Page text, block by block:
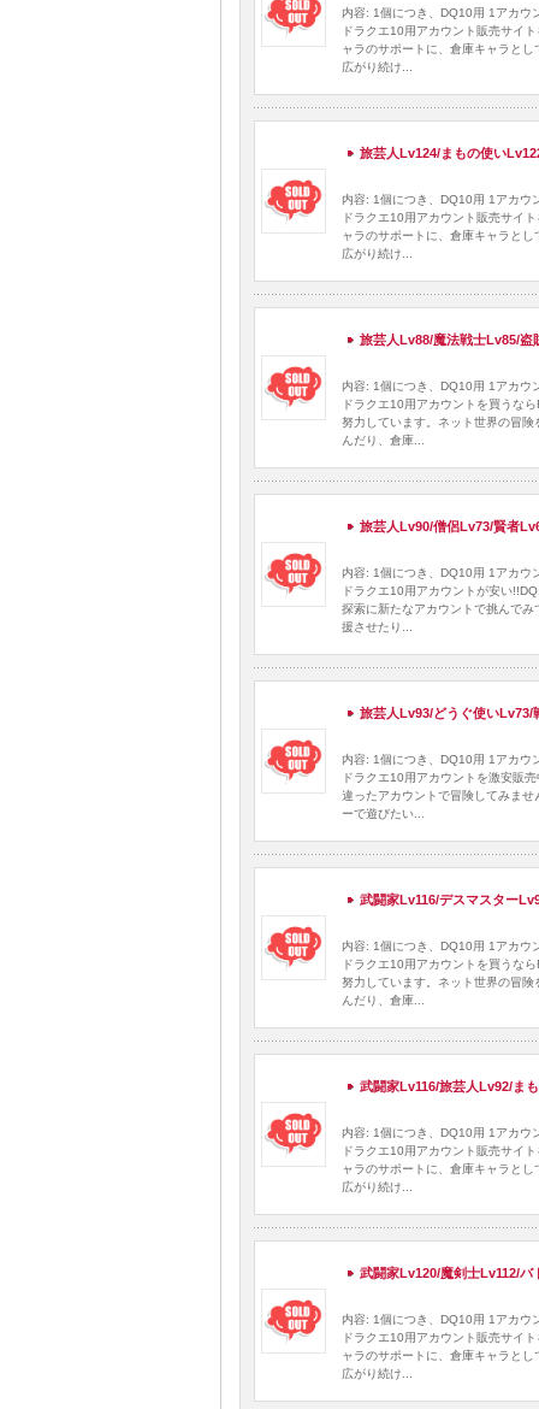
内容: 1個につき、DQ10用 1アカウ
ドラクエ10用アカウント販売サイ
ャラのサポートに、倉庫キャラと
広がり続け...
旅芸人Lv124/まもの使い
内容: 1個につき、DQ10用 1アカウ
ドラクエ10用アカウント販売サイ
ャラのサポートに、倉庫キャラと
広がり続け...
旅芸人Lv88/魔法戦士Lv85/盗
内容: 1個につき、DQ10用 1アカウ
ドラクエ10用アカウントを買うな
努力しています。ネット世界の冒
んだり、倉庫...
旅芸人Lv90/僧侶Lv73/賢者
内容: 1個につき、DQ10用 1アカウ
ドラクエ10用アカウントが安い
探索に新たなアカウントで挑んで
援させたり...
旅芸人Lv93/どうぐ使いLv73/
内容: 1個につき、DQ10用 1アカウ
ドラクエ10用アカウントを激安販
違ったアカウントで冒険してみま
ーで遊びたい...
武闘家Lv116/デスマスター
内容: 1個につき、DQ10用 1アカウ
ドラクエ10用アカウントを買うな
努力しています。ネット世界の冒
んだり、倉庫...
武闘家Lv116/旅芸人Lv92/ま
内容: 1個につき、DQ10用 1アカウ
ドラクエ10用アカウント販売サイ
ャラのサポートに、倉庫キャラと
広がり続け...
武闘家Lv120/魔剣士Lv112/バ
内容: 1個につき、DQ10用 1アカウ
ドラクエ10用アカウント販売サイ
ャラのサポートに、倉庫キャラと
広がり続け...